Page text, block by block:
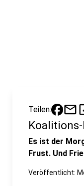
Teilen: mail
Es ist der
Frust. Und
Veröffentlicht: